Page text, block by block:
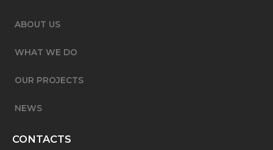
ABOUT US
WHAT WE DO
OUR PROJECTS
NEWS
CONTACTS